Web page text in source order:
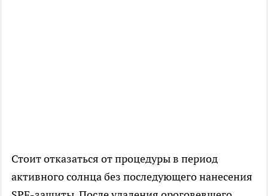
Стоит отказаться от процедуры в период
активного солнца без последующего нанесения